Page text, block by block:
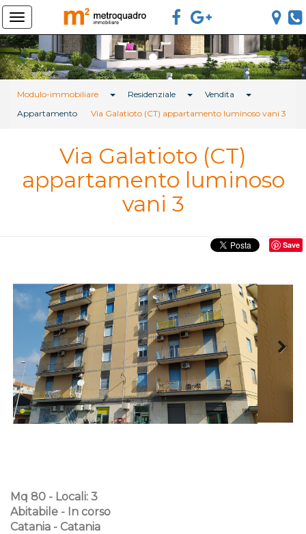
Previous
Modulo-immobiliare Toggle Dropdown
Residenziale Toggle Dropdown
Vendita
Toggle
Appartamento
Via Galatioto (CT) appartamento luminoso vani 3
Via Galatioto (CT)
appartamento luminoso
vani 3
Save
Mq 80 - Locali: 3
Abitabile - In corso
Catania - Catania